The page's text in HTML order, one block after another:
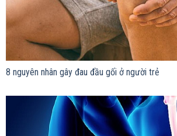
8 nguyên nhân gây đau đầu gối ở người trẻ